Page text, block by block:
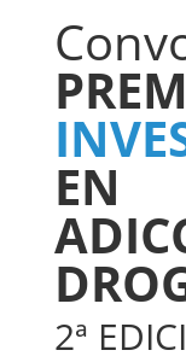
EN
2ª